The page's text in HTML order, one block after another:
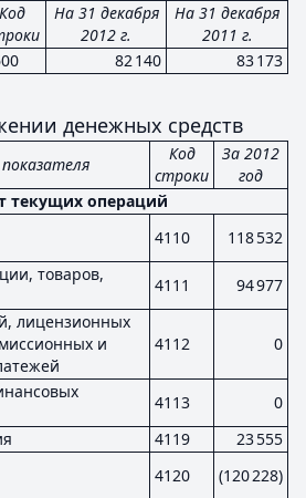
Код
На 31 декабря
2012 г.
На 31 декабря
2011 г.
82 140 83 173
денежных средств
Код
строки
За 2012
год
текущих операций
4110
118 532
товаров,
4111
94 977
лицензионных
и
4112 0
4113
0
4119
23 555
4120
(120 228)